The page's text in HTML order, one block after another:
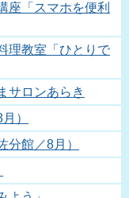
「スマホを便利
理教室「ひとりで
サロンあらき
）
分館／8月）